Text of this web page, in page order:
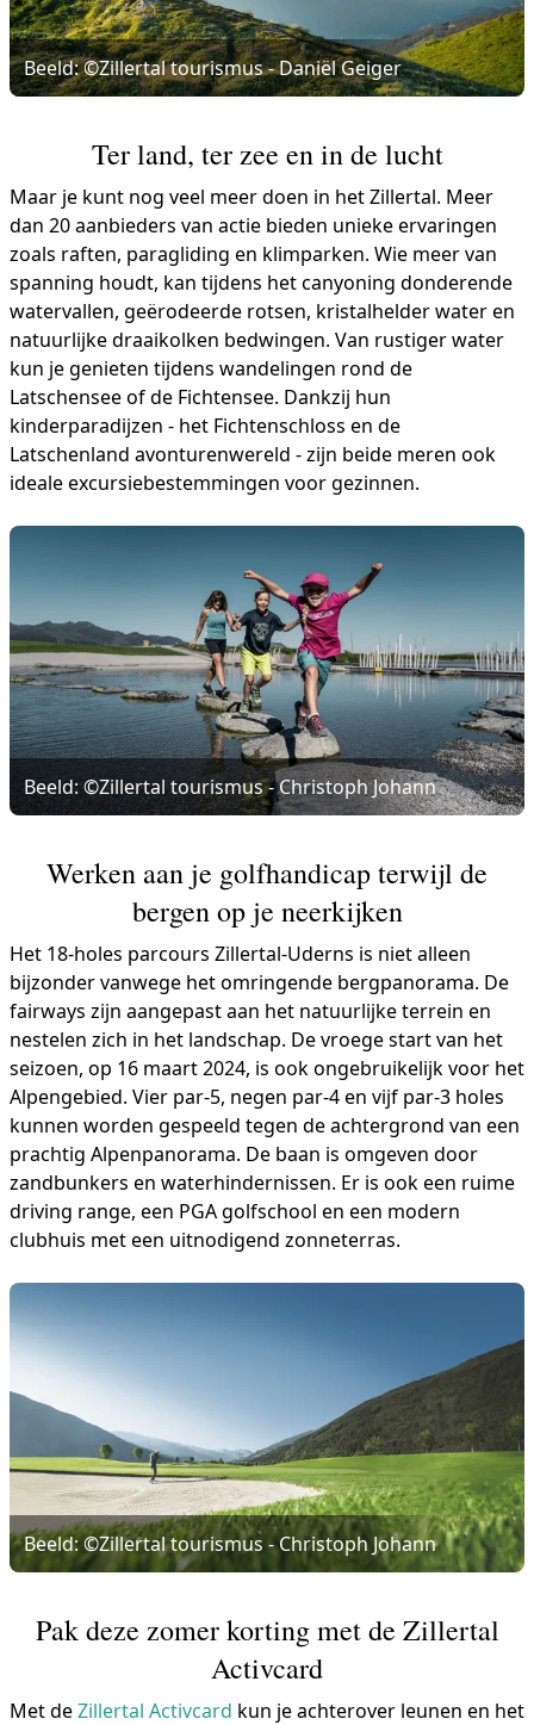
Beeld: ©Zillertal tourismus - Daniël Geiger
Ter land, ter zee en in de lucht
Maar je kunt nog veel meer doen in het Zillertal. Meer
dan 20 aanbieders van actie bieden unieke ervaringen
zoals raften, paragliding en klimparken. Wie meer van
spanning houdt, kan tijdens het canyoning donderende
watervallen, geërodeerde rotsen, kristalhelder water en
natuurlijke draaikolken bedwingen. Van rustiger water
kun je genieten tijdens wandelingen rond de
Latschensee of de Fichtensee. Dankzij hun
kinderparadijzen - het Fichtenschloss en de
Latschenland avonturenwereld - zijn beide meren ook
ideale excursiebestemmingen voor gezinnen.
Beeld: ©Zillertal tourismus - Christoph Johann
Werken aan je golfhandicap terwijl de
bergen op je neerkijken
Het 18-holes parcours Zillertal-Uderns is niet alleen
bijzonder vanwege het omringende bergpanorama. De
fairways zijn aangepast aan het natuurlijke terrein en
nestelen zich in het landschap. De vroege start van het
seizoen, op 16 maart 2024, is ook ongebruikelijk voor het
Alpengebied. Vier par-5, negen par-4 en vijf par-3 holes
kunnen worden gespeeld tegen de achtergrond van een
prachtig Alpenpanorama. De baan is omgeven door
zandbunkers en waterhindernissen. Er is ook een ruime
driving range, een PGA golfschool en een modern
clubhuis met een uitnodigend zonneterras.
Beeld: ©Zillertal tourismus - Christoph Johann
Pak deze zomer korting met de Zillertal
Activcard
Met deZillertal Activcard kun je achterover leunen en het